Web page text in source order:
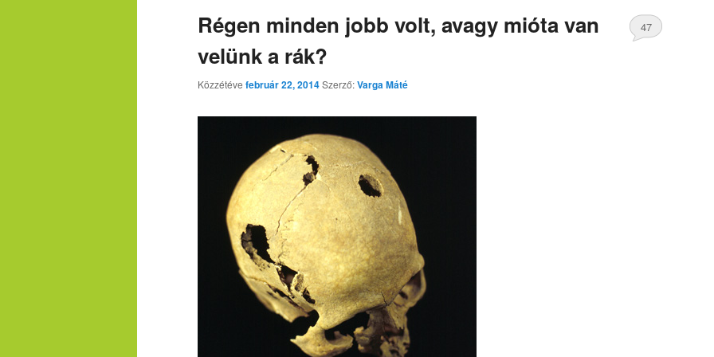
Régen minden jobb volt, avagy mióta van
velünk a rák?
Közzétéve február 22, 2014Szerző:Varga Máté
47